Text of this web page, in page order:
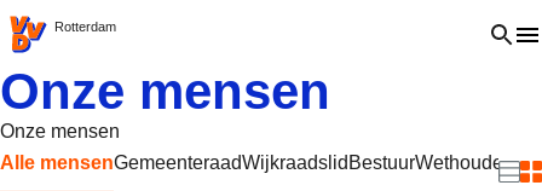
VVD.nl - Ga naar de homepage
Rotterdam Open
Onze mensen
Onze mensen
Alle mensenGemeenteraadWijkraadslid BestuurWethouder